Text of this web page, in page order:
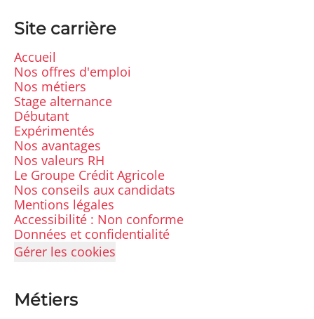
Site carrière
Accueil
Nos offres d'emploi
Nos métiers
Stage alternance
Débutant
Expérimentés
Nos avantages
Nos valeurs RH
Le Groupe Crédit Agricole
Nos conseils aux candidats
Mentions légales
Accessibilité : Non conforme
Données et confidentialité
Gérer les cookies
Métiers